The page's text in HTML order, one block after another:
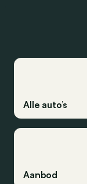
Alle auto’s
Aanbod